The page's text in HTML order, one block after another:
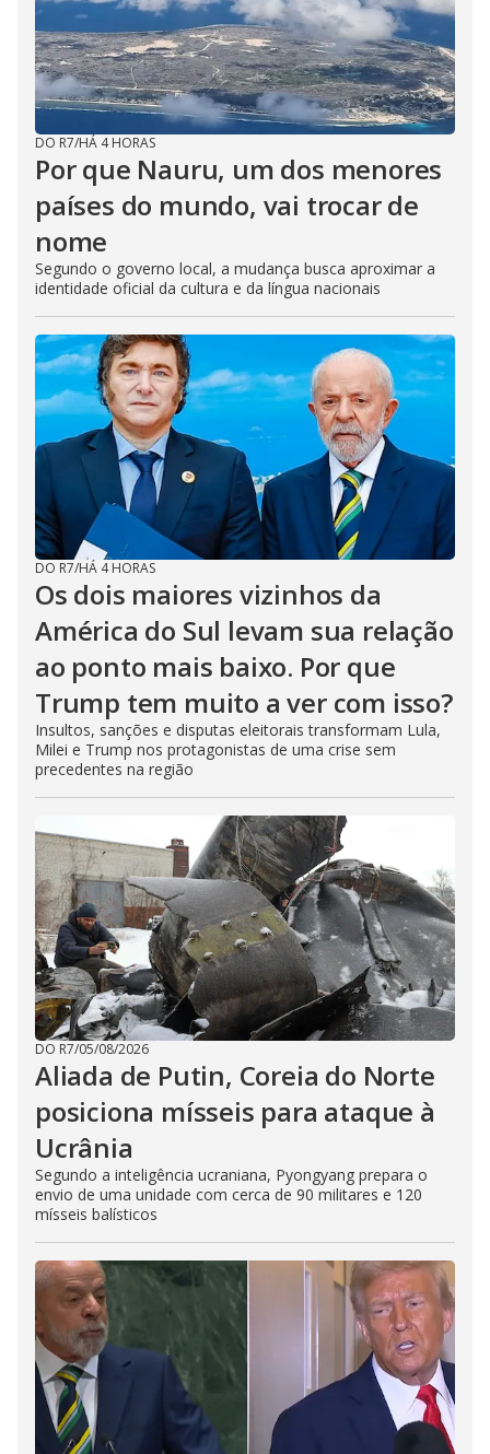
DO R7/HÁ 4 HORAS
Por que Nauru, um dos menores
países do mundo, vai trocar de
nome
Segundo o governo local, a mudança busca aproximar a
identidade oficial da cultura e da língua nacionais
DO R7/HÁ 4 HORAS
Os dois maiores vizinhos da
América do Sul levam sua relação
ao ponto mais baixo. Por que
Trump tem muito a ver com isso?
Insultos, sanções e disputas eleitorais transformam Lula,
Milei e Trump nos protagonistas de uma crise sem
precedentes na região
DO R7/05/08/2026
Aliada de Putin, Coreia do Norte
posiciona mísseis para ataque à
Ucrânia
Segundo a inteligência ucraniana, Pyongyang prepara o
envio de uma unidade com cerca de 90 militares e 120
mísseis balísticos